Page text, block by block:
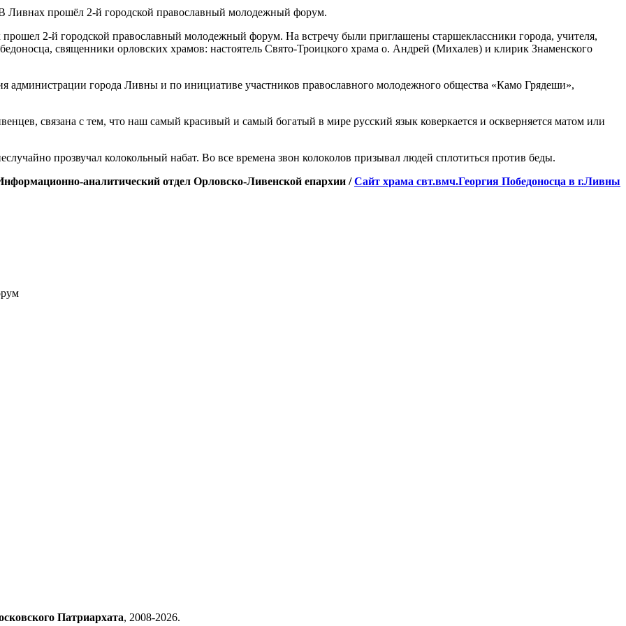
прошел 2-й городской православный молодежный форум. На встречу были приглашены старшеклассники города, учителя,
священники орловских храмов: настоятель Свято-Троицкого храма о. Андрей (Михалев) и клирик Знаменского
администрации города Ливны и по инициативе участников православного молодежного общества «Камо Грядеши»,
связана с тем, что наш самый красивый и самый богатый в мире русский язык коверкается и оскверняется матом или
прозвучал колокольный набат. Во все времена звон колоколов призывал людей сплотиться против беды.
аналитический отдел Орловско-Ливенской епархии /Сайт храма свт.вмч.Георгия Победоносца в г.Ливны
Патриархата, 2008-2026.